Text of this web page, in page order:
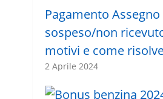
Pagamento
sospeso/non
motivi e come
2 Aprile 2024